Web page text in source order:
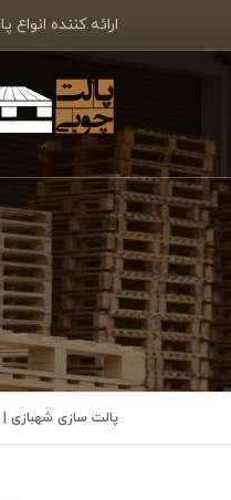
ارائه کننده
پالت سازی شهبازی